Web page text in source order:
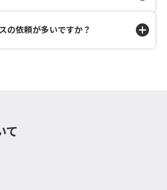
の依頼が多いですか？
て